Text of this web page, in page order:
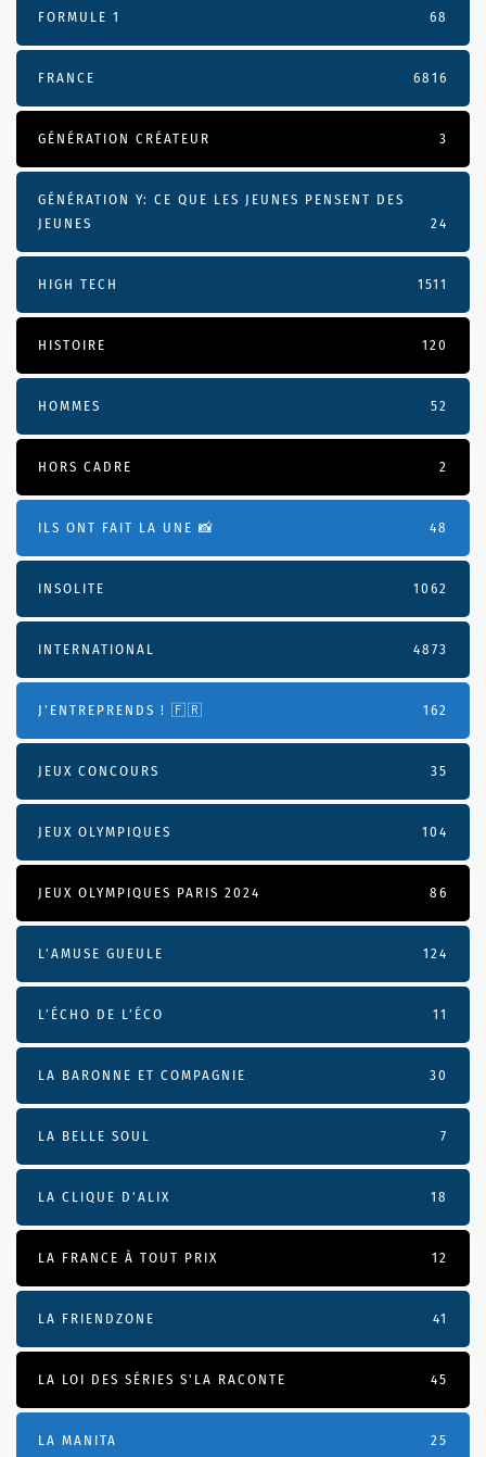
FORMULE 1 68
FRANCE 6816
GÉNÉRATION CRÉATEUR 3
GÉNÉRATION Y: CE QUE LES JEUNES PENSENT DES
JEUNES
24
HIGH TECH 1511
HISTOIRE 120
HOMMES 52
HORS CADRE 2
ILS ONT FAIT LA UNE 📸 48
INSOLITE 1062
INTERNATIONAL 4873
J'ENTREPRENDS ! 🇫🇷 162
JEUX CONCOURS 35
JEUX OLYMPIQUES 104
JEUX OLYMPIQUES PARIS 2024 86
L'AMUSE GUEULE 124
L’ÉCHO DE L’ÉCO 11
LA BARONNE ET COMPAGNIE 30
LA BELLE SOUL 7
LA CLIQUE D'ALIX 18
LA FRANCE À TOUT PRIX 12
LA FRIENDZONE 41
LA LOI DES SÉRIES S'LA RACONTE 45
LA MANITA 25